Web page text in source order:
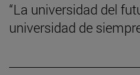
“La universidad del
universidad de